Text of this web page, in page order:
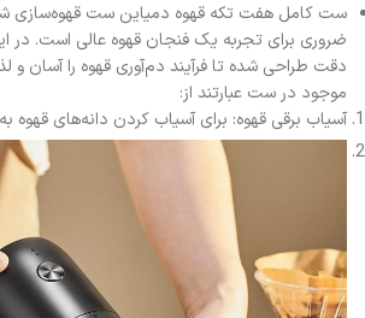
ست کامل هفت تکه قهوه دمیاین ست قهوه‌سازی
ضروری برای تجربه یک فنجان قهوه عالی است. در
دقت طراحی شده تا فرآیند دم‌آوری قهوه را آسان و
موجود در ست عبارتند از:
آسیاب برقی قهوه: برای آسیاب کردن دانه‌های قهوه به